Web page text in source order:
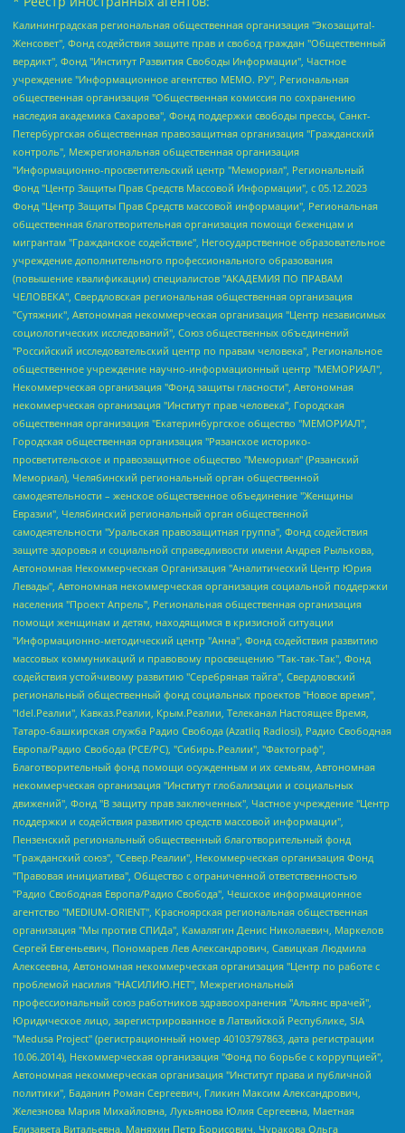
Калининградская региональная общественная организация "Экозащита!-Женсовет", Фонд содействия защите прав и свобод граждан "Общественный вердикт", Фонд "Институт Развития Свободы Информации", Частное учреждение "Информационное агентство МЕМО. РУ", Региональная общественная организация "Общественная комиссия по сохранению наследия академика Сахарова", Фонд поддержки свободы прессы, Санкт-Петербургская общественная правозащитная организация "Гражданский контроль", Межрегиональная общественная организация "Информационно-просветительский центр "Мемориал", Региональный Фонд "Центр Защиты Прав Средств Массовой Информации", с 05.12.2023 Фонд "Центр Защиты Прав Средств массовой информации", Региональная общественная благотворительная организация помощи беженцам и мигрантам "Гражданское содействие", Негосударственное образовательное учреждение дополнительного профессионального образования (повышение квалификации) специалистов "АКАДЕМИЯ ПО ПРАВАМ ЧЕЛОВЕКА", Свердловская региональная общественная организация "Сутяжник", Автономная некоммерческая организация "Центр независимых социологических исследований", Союз общественных объединений "Российский исследовательский центр по правам человека", Региональное общественное учреждение научно-информационный центр "МЕМОРИАЛ", Некоммерческая организация "Фонд защиты гласности", Автономная некоммерческая организация "Институт прав человека", Городская общественная организация "Екатеринбургское общество "МЕМОРИАЛ", Городская общественная организация "Рязанское историко-просветительское и правозащитное общество "Мемориал" (Рязанский Мемориал), Челябинский региональный орган общественной самодеятельности – женское общественное объединение "Женщины Евразии", Челябинский региональный орган общественной самодеятельности "Уральская правозащитная группа", Фонд содействия защите здоровья и социальной справедливости имени Андрея Рылькова, Автономная Некоммерческая Организация "Аналитический Центр Юрия Левады", Автономная некоммерческая организация социальной поддержки населения "Проект Апрель", Региональная общественная организация помощи женщинам и детям, находящимся в кризисной ситуации "Информационно-методический центр "Анна", Фонд содействия развитию массовых коммуникаций и правовому просвещению "Так-так-Так", Фонд содействия устойчивому развитию "Серебряная тайга", Свердловский региональный общественный фонд социальных проектов "Новое время", "Idel.Реалии", Кавказ.Реалии, Крым.Реалии, Телеканал Настоящее Время, Татаро-башкирская служба Радио Свобода (Azatliq Radiosi), Радио Свободная Европа/Радио Свобода (PCE/PC), "Сибирь.Реалии", "Фактограф", Благотворительный фонд помощи осужденным и их семьям, Автономная некоммерческая организация "Институт глобализации и социальных движений", Фонд "В защиту прав заключенных", Частное учреждение "Центр поддержки и содействия развитию средств массовой информации", Пензенский региональный общественный благотворительный фонд "Гражданский союз", "Север.Реалии", Некоммерческая организация Фонд "Правовая инициатива", Общество с ограниченной ответственностью "Радио Свободная Европа/Радио Свобода", Чешское информационное агентство "MEDIUM-ORIENT", Красноярская региональная общественная организация "Мы против СПИДа", Камалягин Денис Николаевич, Маркелов Сергей Евгеньевич, Пономарев Лев Александрович, Савицкая Людмила Алексеевна, Автономная некоммерческая организация "Центр по работе с проблемой насилия "НАСИЛИЮ.НЕТ", Межрегиональный профессиональный союз работников здравоохранения "Альянс врачей", Юридическое лицо, зарегистрированное в Латвийской Республике, SIA "Medusa Project" (регистрационный номер 40103797863, дата регистрации 10.06.2014), Некоммерческая организация "Фонд по борьбе с коррупцией", Автономная некоммерческая организация "Институт права и публичной политики", Баданин Роман Сергеевич, Гликин Максим Александрович, Железнова Мария Михайловна, Лукьянова Юлия Сергеевна, Маетная Елизавета Витальевна, Маняхин Петр Борисович, Чуракова Ольга Владимировна, Ярош Юлия Петровна, Юридическое лицо "The Insider SIA", зарегистрированное в Риге, Латвийская Республика (дата регистрации 26.06.2015), являющееся администратором доменного имени интернет-издания "The Insider SIA", https://theins.ru, Постернак Алексей Евгеньевич, Рубин Михаил Аркадьевич, Анин Роман Александрович, Юридическое лицо Istories fonds, зарегистрированное в Латвийской Республике (регистрационный номер 50008295751, дата регистрации 24.02.2020), Великовский Дмитрий Александрович, Долинина Ирина Николаевна, Мароховская Алеся Алексеевна, Шлейнов Роман Юрьевич, Шмагун Олеся Валентиновна, Общество с ограниченной ответственностью "Альтаир 2021", Общество с ограниченной ответственностью "Вега 2021", Общество с ограниченной ответственностью "Главный редактор 2021", Общество с ограниченной ответственностью "Ромашки монолит", Важенков Артем Валерьевич, Ивановская областная общественная организация "Центр гендерных исследований", Гурман Юрий Альбертович, Медиапроект "ОВД-Инфо", Егоров Владимир Владимирович, Жилинский Владимир Александрович, Общество с ограниченной ответственностью "ЗП", Иванова София Юрьевна, Карезина Инна Павловна, Кильтау Екатерина Викторовна, Петров Алексей Викторович, Пискунов Сергей Евгеньевич, Смирнов Сергей Сергеевич, Тихонов Михаил Сергеевич, Общество с ограниченной ответственностью "ЖУРНАЛИСТ-ИНОСТРАННЫЙ АГЕНТ", Арапова Галина Юрьевна, Вольтская Татьяна Анатольевна, Американская компания "Mason G.E.S. Anonymous Foundation" (США), являющаяся владельцем интернет-издания https://mnews.world/, Компания "Stichting Bellingcat", зарегистрированная в Нидерландах (дата регистрации 11.07.2018), Захаров Андрей Вячеславович, Клепиковская Екатерина Дмитриевна, Общество с ограниченной ответственностью "МЕМО", Перл Роман Александрович, Симонов Евгений Алексеевич, Соловьева Елена Анатольевна, Сотников Даниил Владимирович, Сурначева Елизавета Дмитриевна, Автономная некоммерческая организация по защите прав человека и информированию населения "Якутия – Наше Мнение", Общество с ограниченной ответственностью "Москоу диджитал медиа", с 26.01.2023 Общество с ограниченной ответственностью "Чайка Белые сады", Ветошкина Валерия Валерьевна, Заговора Максим Александрович, Межрегиональное общественное движение "Российская ЛГБТ - сеть", Оленичев Максим Владимирович, Павлов Иван Юрьевич, Скворцова Елена Сергеевна, Общество с ограниченной ответственностью "Как бы инагент", Кочетков Игорь Викторович, Общество с ограниченной ответственностью "Честные выборы", Еланчик Олег Александрович, Общество с ограниченной ответственностью "Нобелевский призыв", Гималова Регина Эмилевна, Григорьев Андрей Валерьевич, Григорьева Алина Александровна, Ассоциация по содействию защите прав призывников, альтернативнослужащих и военнослужащих "Правозащитная группа "Гражданин.Армия.Право", Хисамова Регина Фаритовна, Автономная некоммерческая организация по реализации социально-правовых программ "Лилит", Дальневосточное общественное движение "Маяк", Санкт-Петербургская ЛГБТ-инициативная группа "Выход", Инициативная группа ЛГБТ+ "Реверс", Алексеев Андрей Викторович, Бекбулатова Таисия Львовна, Беляев Иван Михайлович, Владыкина Елена Сергеевна, Гельман Марат Александрович, Никульшина Вероника Юрьевна, Толоконникова Надежда Андреевна, Шендерович Виктор Анатольевич, Общество с ограниченной ответственностью "Данное сообщение", Общество с ограниченной ответственностью Издательский дом "Новая глава", Айнбиндер Александра Александровна, Московский комьюнити-центр для ЛГБТ+инициатив, Благотворительный фонд развития филантропии, Deutsche Welle (Германия, Kurt-Schumacher-Strasse 3, 53113 Bonn), Борзунова Мария Михайловна, Воробьев Виктор Викторович, Голубева Анна Львовна, Константинова Алла Михайловна, Малкова Ирина Владимировна, Мурадов Мурад Абдулгалимович, Осетинская Елизавета Николаевна, Понасенков Евгений Николаевич, Ганапольский Матвей Юрьевич, Киселев Евгений Алексеевич, Борухович Ирина Григорьевна, Дремин Иван Тимофеевич, Дубровский Дмитрий Викторович, Красноярская региональная общественная организация поддержки и развития альтернативных образовательных технологий и межкультурных коммуникаций "ИНТЕРРА", Маяковская Екатерина Алексеевна, Фейгин Марк Захарович, Филимонов Андрей Викторович, Дзугкоева Регина Николаевна, Доброхотов Роман Александрович, Дудь Юрий Александрович, Елкин Сергей Владимирович, Кругликов Кирилл Игоревич, Сабунаева Мария Леонидовна, Семенов Алексей Владимирович, Шаинян Карен Багратович, Шульман Екатерина Михайловна, Асафьев Артур Валерьевич, Вахштайн Виктор Семенович, Венедиктов Алексей Алексеевич, Лушникова Екатерина Евгеньевна, Волков Леонид Михайлович, Невзоров Александр Глебович, Пархоменко Сергей Борисович, Сироткин Ярослав Николаевич, Кара-Мурза Владимир Владимирович, Баранова Наталья Владимировна, Гозман Леонид Яковлевич, Кагарлицкий Борис Юльевич, Климарев Михаил Валерьевич, Милов Владимир Станиславович, Автономная некоммерческая организация Краснодарский центр современного искусства "Типография", Моргенштерн Алишер Тагирович, Соболь Любовь Эдуардовна, Общество с ограниченной ответственностью "ЛИЗА НОРМ", Каспаров Гарри Кимович, Ходорковский Михаил Борисович, Общество с ограниченной ответственностью "Апрельские тезисы", Данилович Ирина Брониславовна, Кашин Олег Владимирович, Петров Николай Владимирович, Пивоваров Алексей Владимирович, Соколов Михаил Владимирович, Цветкова Юлия Владимировна, Чичваркин Евгений Александрович, Комитет против пыток/Команда против пыток, Общество с ограниченной ответственностью "Первый научный", Общество с ограниченной ответственностью "Вертолет и ко", Белоцерковская Вероника Борисовна, Кац Максим Евгеньевич, Лазарева Татьяна Юрьевна, Шаведдинов Руслан Табризович, Яшин Илья Валерьевич, Общество с ограниченной ответственностью "Иноагент ААВ", Алешковский Дмитрий Петрович, Альбац Евгения Марковна, Быков Дмитрий Львович, Галямина Юлия Евгеньевна, Лойко Сергей Леонидович, Мартынов Кирилл Константинович, Медведев Сергей Александрович, Крашенинников Федор Геннадиевич, Гордеева Катерина Вл